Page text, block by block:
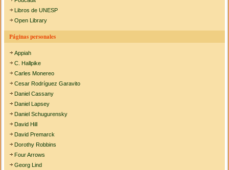
Libros de UNESP
Open Library
Páginas personales
Appiah
C. Hallpike
Carles Monereo
Cesar Rodríguez Garavito
Daniel Cassany
Daniel Lapsey
Daniel Schugurensky
David Hill
David Premarck
Dorothy Robbins
Four Arrows
Georg Lind